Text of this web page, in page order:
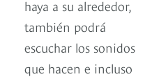
haya a su alrededor,
también podrá
escuchar los sonidos
que hacen e incluso